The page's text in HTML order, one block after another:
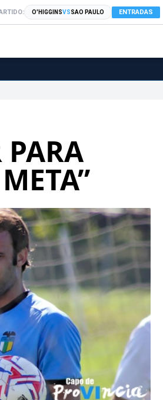
O'HIGGINSVSSAO PAULO ENTRADAS
PARA